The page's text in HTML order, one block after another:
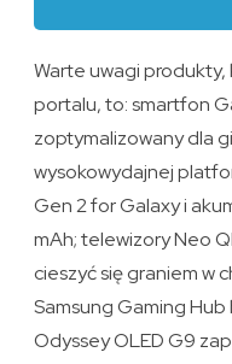
Warte uwagi
portalu, to: smartfon
zoptymalizowany dla
wysokowydajnej
Gen 2 for Galaxy i
mAh; telewizory Neo
cieszyć się graniem w
Samsung Gaming
Odyssey OLED G9